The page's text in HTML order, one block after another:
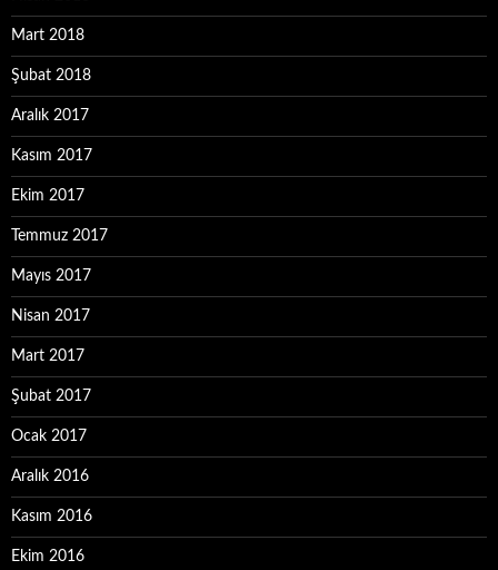
Mart 2018
Şubat 2018
Aralık 2017
Kasım 2017
Ekim 2017
Temmuz 2017
Mayıs 2017
Nisan 2017
Mart 2017
Şubat 2017
Ocak 2017
Aralık 2016
Kasım 2016
Ekim 2016